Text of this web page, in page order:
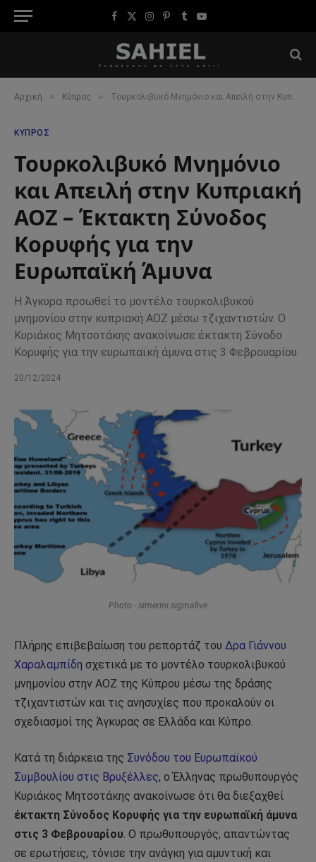
Facebook
X
Instagram
Pinterest
TumblrYouTube
Αρχική » Κύπρος » Τουρκολιβυκό Μνημόνιο και Απειλή στην Κυπριακή ΑΟΖ – Έκτακτη Σύνοδος Κορυφής για την Ευρωπαϊκή Άμυνα
ΚΎΠΡΟΣ
Τουρκολιβυκό Μνημόνιο
και Απειλή στην Κυπριακή
ΑΟΖ – Έκτακτη Σύνοδος
Κορυφής για την
Ευρωπαϊκή Άμυνα
Η Άγκυρα προωθεί το μοντέλο τουρκολιβυκού
μνημονίου στην κυπριακή ΑΟΖ μέσω τζιχαντιστών. Ο
Κυριάκος Μητσοτάκης ανακοίνωσε έκτακτη Σύνοδο
Κορυφής για την ευρωπαϊκή άμυνα στις 3 Φεβρουαρίου.
20/12/2024
Photo - simerini.sigmalive
Πλήρης επιβεβαίωση του ρεπορτάζ του Δρα Γιάννου
Χαραλαμπίδη σχετικά με το μοντέλο τουρκολιβυκού
μνημονίου στην ΑΟΖ της Κύπρου μέσω της δράσης
τζιχαντιστών και τις ανησυχίες που προκαλούν οι
σχεδιασμοί της Άγκυρας σε Ελλάδα και Κύπρο.
Κατά τη διάρκεια της Συνόδου του Ευρωπαϊκού
Συμβουλίου στις Βρυξέλλες, ο Έλληνας πρωθυπουργός
Κυριάκος Μητσοτάκης ανακοίνωσε ότι θα διεξαχθεί
έκτακτη Σύνοδος Κορυφής για την ευρωπαϊκή άμυνα
στις 3 Φεβρουαρίου. Ο πρωθυπουργός, απαντώντας
σε ερωτήσεις, τόνισε την ανάγκη για αμυντική και